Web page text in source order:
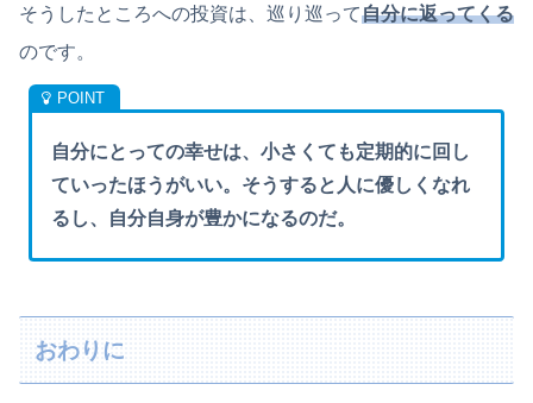
そうしたところへの投資は、巡り巡って自分に返ってくる
のです。
自分にとっての幸せは、小さくても定期的に回し
ていったほうがいい。そうすると人に優しくなれ
るし、自分自身が豊かになるのだ。
おわりに